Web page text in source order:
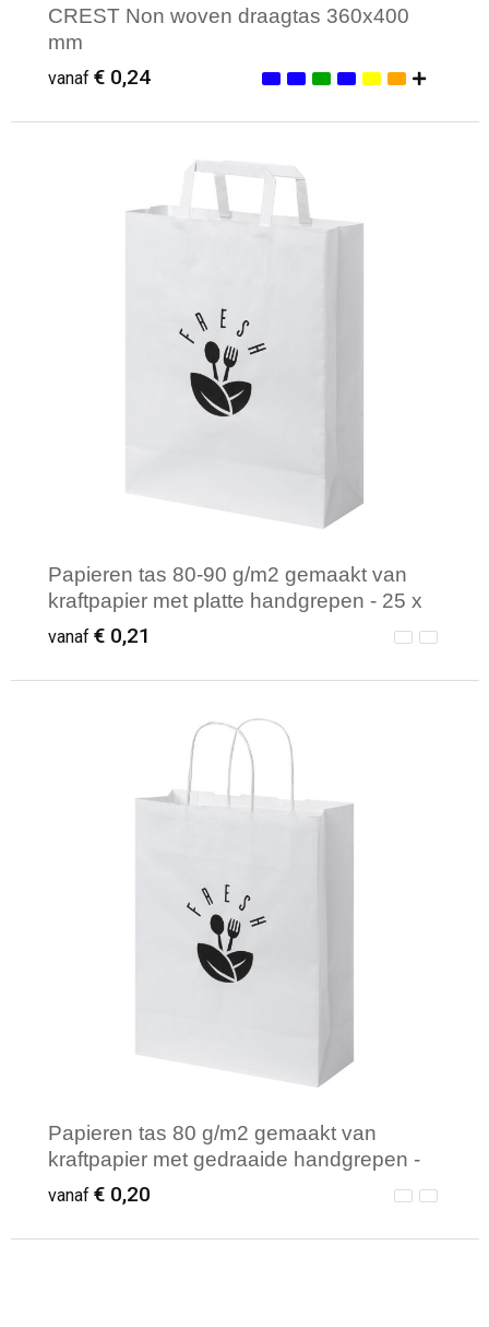
CREST Non woven draagtas 360x400
mm
vanaf € 0,24
Minimale afname: 50
Papieren tas 80-90 g/m2 gemaakt van
kraftpapier met platte handgrepen - 25 x
11 x 32 cm
vanaf € 0,21
Minimale afname: 250
Papieren tas 80 g/m2 gemaakt van
kraftpapier met gedraaide handgrepen -
25 x 11 x 32 cm
vanaf € 0,20